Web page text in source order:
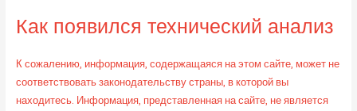
Как появился технический анализ
К сожалению, информация, содержащаяся на этом сайте, может не
соответствовать законодательству страны, в которой вы
находитесь. Информация, представленная на сайте, не является